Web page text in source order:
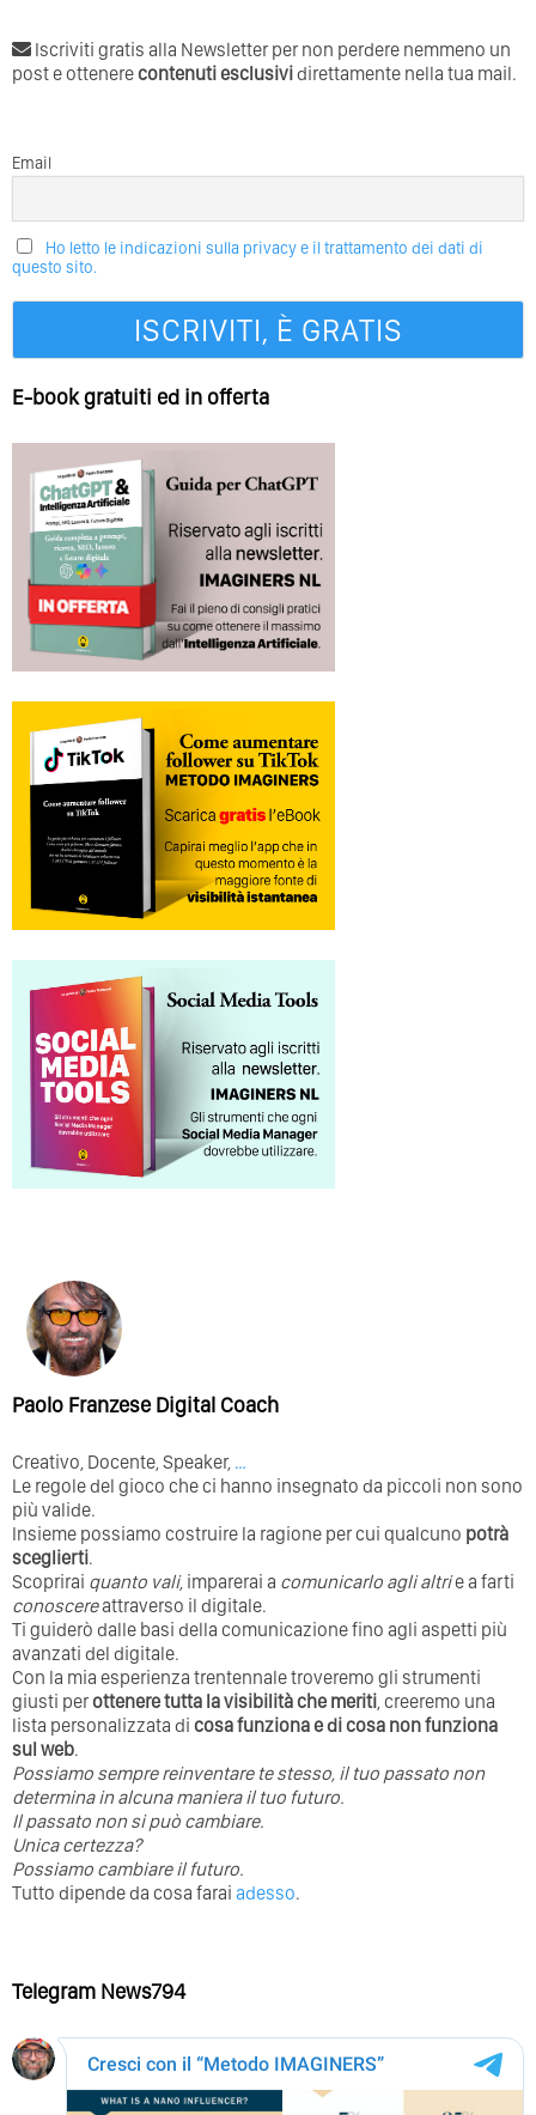
Iscriviti gratis alla Newsletter per non perdere nemmeno un
post e ottenerecontenuti esclusividirettamente nella tua mail.
Email
Ho letto le indicazioni sulla privacy e il trattamento dei dati di
questo sito.
E-book gratuiti ed in offerta
Paolo Franzese Digital Coach
Creativo, Docente, Speaker, …
Le regole del gioco che ci hanno insegnato da piccoli non sono
più valide.
Insieme possiamo costruire la ragione per cui qualcuno potrà
sceglierti.
Scoprirai quanto vali, imparerai a comunicarlo agli altrie a farti
conoscereattraverso il digitale.
Ti guiderò dalle basi della comunicazione fino agli aspetti più
avanzati del digitale.
Con la mia esperienza trentennale troveremo gli strumenti
giusti perottenere tutta la visibilità che meriti, creeremo una
lista personalizzata di cosa funziona e di cosa non funziona
sul web.
Possiamo sempre reinventare te stesso, il tuo passato non
determina in alcuna maniera il tuo futuro. ⁣
⁣Il passato non si può cambiare.
Unica certezza?
Possiamo cambiare il futuro.
Tutto dipende da cosa farai adesso.
Telegram News794